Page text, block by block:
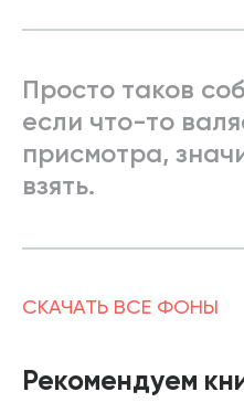
Просто таков
если что-то
присмотра,
взять.
СКАЧАТЬ ВСЕ ФОНЫ
Рекомендуем